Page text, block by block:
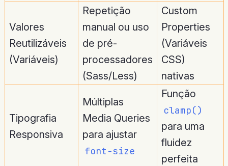
Valores
Reutilizáveis
(Variáveis)
Repetição
manual ou uso
de pré-
processadores
(Sass/Less)
Custom
Properties
(Variáveis
CSS)
nativas
Tipografia
Responsiva
Múltiplas
Media Queries
para ajustar
font-size
Função
clamp()
para uma
fluidez
perfeita